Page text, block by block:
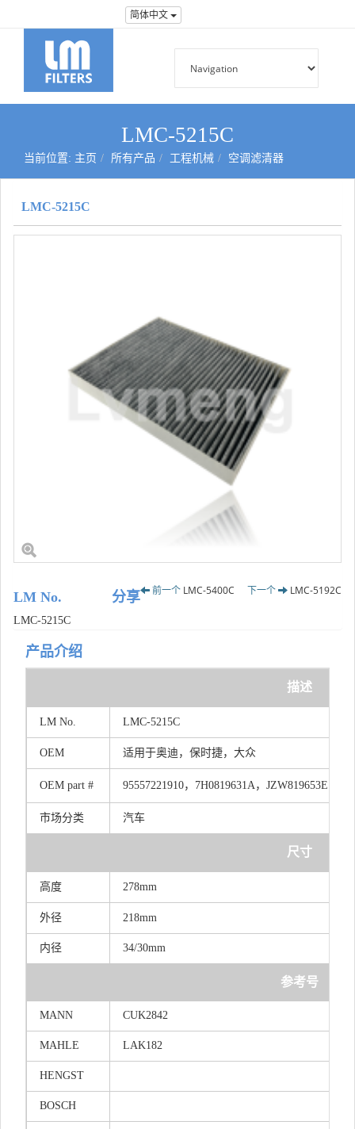
简体中文
LMC-5215C
当前位置: 主页 所有产品 工程机械 空调滤清器
LMC-5215C
LM No.
LMC-5215C
分享 前一个 LMC-5400C 下一个 LMC-5192C
产品介绍
描述
LM No. LMC-5215C
OEM 适用于奥迪，保时捷，大众
OEM part # 95557221910，7H0819631A，JZW819653E
市场分类 汽车
尺寸
高度 278mm
外径 218mm
内径 34/30mm
参考号
MANN CUK2842
MAHLE LAK182
HENGST
BOSCH